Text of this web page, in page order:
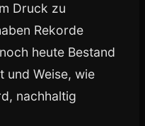
Druck zu
Rekorde
heute Bestand
und Weise, wie
nachhaltig